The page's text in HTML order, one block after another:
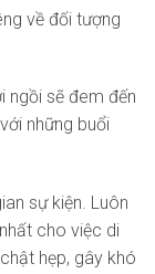
về đối tượng
ngồi sẽ đem đến
những buổi
sự kiện. Luôn
cho việc di
hẹp, gây khó